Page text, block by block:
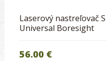
Laserový nastreľovač
Universal Boresight
56.00 €